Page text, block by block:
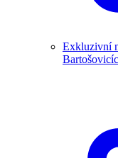
Exkluzivní